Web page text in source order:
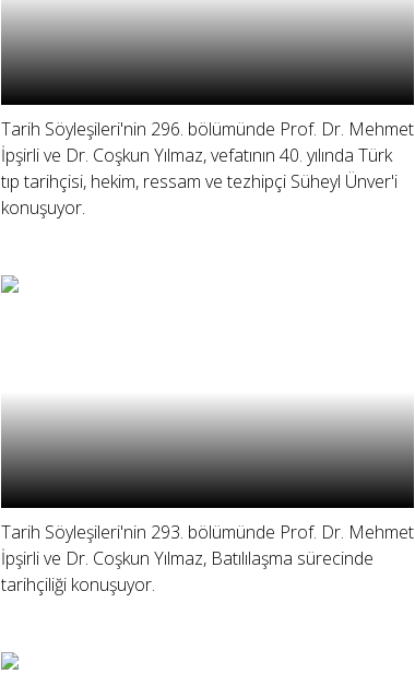
Tarih Söyleşileri'nin 296. bölümünde Prof. Dr. Mehmet
İpşirli ve Dr. Coşkun Yılmaz, vefatının 40. yılında Türk
tıp tarihçisi, hekim, ressam ve tezhipçi Süheyl Ünver'i
konuşuyor.
Tarih Söyleşileri'nin 293. bölümünde Prof. Dr. Mehmet
İpşirli ve Dr. Coşkun Yılmaz, Batılılaşma sürecinde
tarihçiliği konuşuyor.